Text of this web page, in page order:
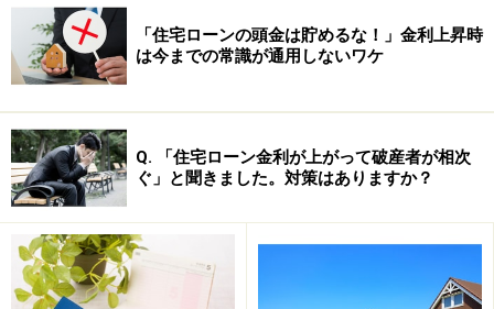
す。
「住宅ローンの頭金は貯めるな！」金利上昇時
は今までの常識が通用しないワケ
Q. 「住宅ローン金利が上がって破産者が相次
ぐ」と聞きました。対策はありますか？